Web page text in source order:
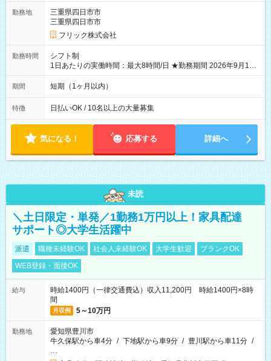
勤務地
三重県四日市市
三重県四日市市
フリック株式会社
勤務時間
シフト制
1日あたりの実働時間：最大8時間/日 ★勤務期間 2026年9月16
日~2026年10月23日 短期勤務OK! 期間中フル勤務できる方優遇
※週3~5日勤務(勤務日数応相談) ※期間前から勤務スタートも可
り ※夜勤シフトあり
期間 短期（1ヶ月以内）
特徴 日払いOK / 10名以上の大量募集
気になる！ 応募する 詳細へ
未読
＼土日限定・単発／1勤務1万円以上！家具配達
サポート◎大学生活躍中
派遣 職種未経験OK 社会人未経験OK 大学生歓迎
ブランクOK
WEB登録・面接OK
給与
時給1400円（一律交通費込）収入11,200円 時給1400円×8時
間
月収例 5～10万円
勤務地
愛知県豊川市
牛久保駅から車4分 / 下地駅から車9分 / 豊川駅から車11分 /
…